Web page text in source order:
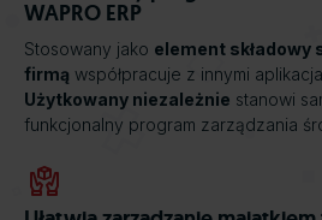
WAPRO ERP
Stosowany jako element składowy
firmą współpracuje z innymi
Użytkowany niezależnie stanowi
funkcjonalny program zarządzania